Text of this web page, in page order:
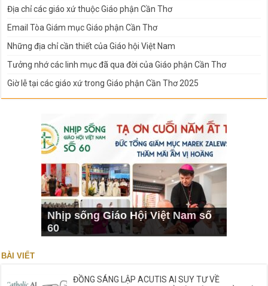
Địa chỉ các giáo xứ thuộc Giáo phận Cần Thơ
Email Tòa Giám mục Giáo phận Cần Thơ
Những địa chỉ cần thiết của Giáo hội Việt Nam
Tưởng nhớ các linh mục đã qua đời của Giáo phận Cần Thơ
Giờ lễ tại các giáo xứ trong Giáo phận Cần Thơ 2025
Nhịp sống Giáo Hội Việt Nam số
60
BÀI VIẾT
ĐỒNG SÁNG LẬP ACUTIS AI SUY TƯ VỀ